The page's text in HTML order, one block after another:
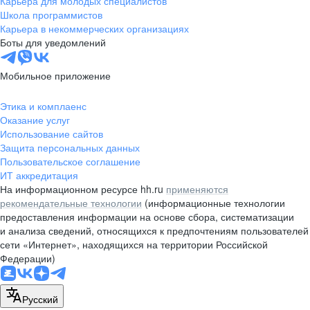
Минск
пр-т Дзержинского, д. 57,
10 этаж, помещение 45-1
pr@rabota.by
Алматы
пр. Абая, д. 151, БЦ Алатау,
12 этаж, офис 1209
+7 727 232-13-13
pr@headhunter.com.kz
Школа программистов
Карьера в некоммерческих организациях
Боты для уведомлений
Мобильное приложение
Этика и комплаенс
Оказание услуг
Использование сайтов
Защита персональных данных
Пользовательское соглашение
ИТ аккредитация
На информационном ресурсе hh.ru применяются
рекомендательные технологии (информационные технологии
предоставления информации на основе сбора, систематизации
и анализа сведений, относящихся к предпочтениям пользователей
сети «Интернет», находящихся на территории Российской
Федерации)
Русский